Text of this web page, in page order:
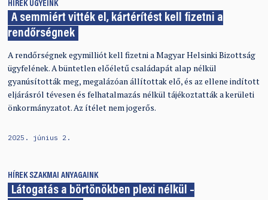
HÍREK ÜGYEINK
A semmiért vitték el, kártérítést kell fizetni a
rendőrségnek
A rendőrségnek egymilliót kell fizetni a Magyar Helsinki Bizottság
ügyfelének. A büntetlen előéletű családapát alap nélkül
gyanúsították meg, megalázóan állítottak elő, és az ellene indított
eljárásról tévesen és felhatalmazás nélkül tájékoztatták a kerületi
önkormányzatot. Az ítélet nem jogerős.
2025. június 2.
HÍREK SZAKMAI ANYAGAINK
Látogatás a börtönökben plexi nélkül –